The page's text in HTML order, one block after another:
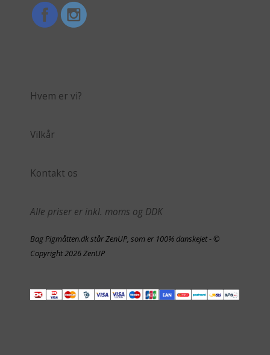
Hvem er vi?
Vilkår
Kontakt os
Alle priser er inkl. moms og DDK
Bag Pigmåtten.dk står ZenUP, som er 100% danskejet - ©
Copyright 2026 ZenUP